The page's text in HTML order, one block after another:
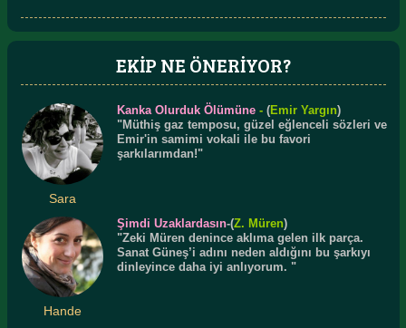
EKİP NE ÖNERİYOR?
Sara
Kanka Olurduk Ölümüne- (Emir Yargın)
"Müthiş gaz temposu, güzel eğlenceli sözleri ve
Emir'in samimi vokali ile bu favori
şarkılarımdan!"
Hande
Şimdi Uzaklardasın-(Z. Müren)
"Zeki Müren denince aklıma gelen ilk parça.
Sanat Güneş’i adını neden aldığını bu şarkıyı
dinleyince daha iyi anlıyorum. "